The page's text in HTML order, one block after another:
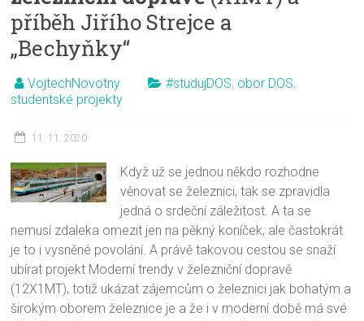
příběh Jiřího Strejce a
„Bechyňky“
VojtechNovotny #studujDOS, obor DOS,
studentské projekty
11. 11. 2020
Když už se jednou někdo rozhodne
věnovat se železnici, tak se zpravidla
jedná o srdeční záležitost. A ta se
nemusí zdaleka omezit jen na pěkný koníček, ale častokrát
je to i vysněné povolání. A právě takovou cestou se snaží
ubírat projekt Moderní trendy v železniční dopravě
(12X1MT), totiž ukázat zájemcům o železnici jak bohatým a
širokým oborem železnice je a že i v moderní době má své